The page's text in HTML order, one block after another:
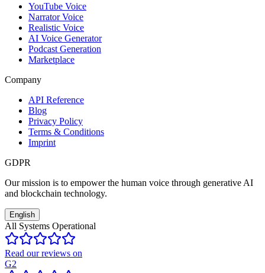
YouTube Voice
Narrator Voice
Realistic Voice
AI Voice Generator
Podcast Generation
Marketplace
Company
API Reference
Blog
Privacy Policy
Terms & Conditions
Imprint
GDPR
Our mission is to empower the human voice through generative AI
and blockchain technology.
English
All Systems Operational
Read our reviews on
G2